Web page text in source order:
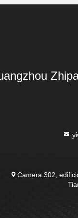
Camera 302,